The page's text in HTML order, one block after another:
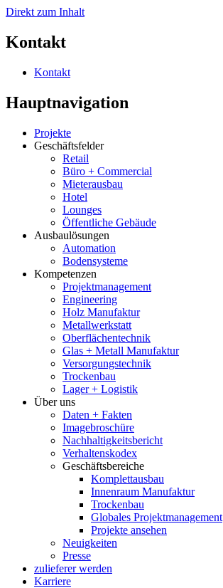
Direkt zum Inhalt
Kontakt
Kontakt
Hauptnavigation
Projekte
Geschäftsfelder
Retail
Büro + Commercial
Mieterausbau
Hotel
Lounges
Öffentliche Gebäude
Ausbaulösungen
Automation
Bodensysteme
Kompetenzen
Projektmanagement
Engineering
Holz Manufaktur
Metallwerkstatt
Oberflächentechnik
Glas + Metall Manufaktur
Versorgungstechnik
Trockenbau
Lager + Logistik
Über uns
Daten + Fakten
Imagebroschüre
Nachhaltigkeitsbericht
Verhaltenskodex
Geschäftsbereiche
Komplettausbau
Innenraum Manufaktur
Trockenbau
Globales Projektmanagement
Projekte ansehen
Neuigkeiten
Presse
zulieferer werden
Karriere